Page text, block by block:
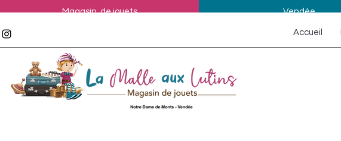
Magasin de jouets Vendée
Accueil